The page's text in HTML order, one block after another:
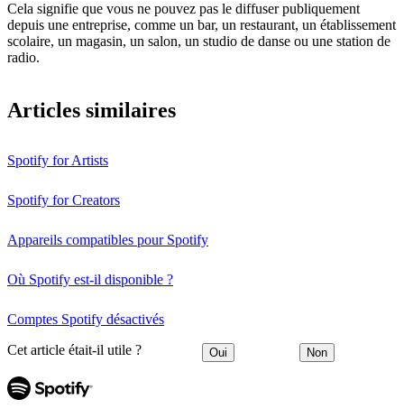
Cela signifie que vous ne pouvez pas le diffuser publiquement
depuis une entreprise, comme un bar, un restaurant, un établissement
scolaire, un magasin, un salon, un studio de danse ou une station de
radio.
Articles similaires
Spotify for Artists
Spotify for Creators
Appareils compatibles pour Spotify
Où Spotify est-il disponible ?
Comptes Spotify désactivés
Cet article était-il utile ? Oui Non